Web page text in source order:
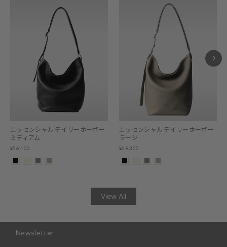
エッセンシャル デイリーホーボー
ミディアム
¥56,100
エッセンシャル デイリーホーボー
ラージ
¥69,300
View All
Newsletter